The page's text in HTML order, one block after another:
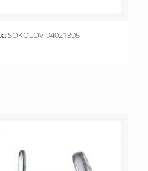
SOKOLOV 94021305